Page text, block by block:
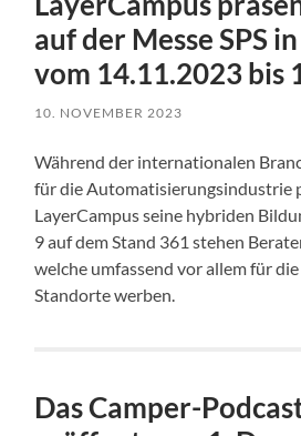
auf der Messe SPS
vom 14.11.2023 bis
10. NOVEMBER 2023
Während der internationalen
für die Automatisierungsindustrie
LayerCampus seine hybriden
9 auf dem Stand 361 stehen
welche umfassend vor allem für
Standorte werben.
Das Camper-